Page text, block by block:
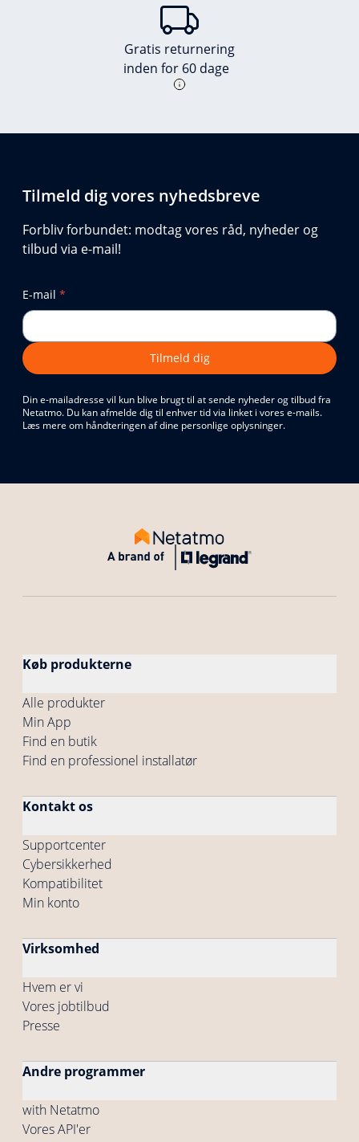
Gratis returnering
inden for 60 dage
Tilmeld dig vores nyhedsbreve
Forbliv forbundet: modtag vores råd, nyheder og
tilbud via e-mail!
E-mail *
Tilmeld dig
Din e-mailadresse vil kun blive brugt til at sende nyheder og tilbud fra
Netatmo. Du kan afmelde dig til enhver tid via linket i vores e-mails.
Læs mere om håndteringen af dine personlige oplysninger.
Køb produkterne
Alle produkter
Min App
Find en butik
Find en professionel installatør
Kontakt os
Supportcenter
Cybersikkerhed
Kompatibilitet
Min konto
Virksomhed
Hvem er vi
Vores jobtilbud
Presse
Andre programmer
with Netatmo
Vores API'er